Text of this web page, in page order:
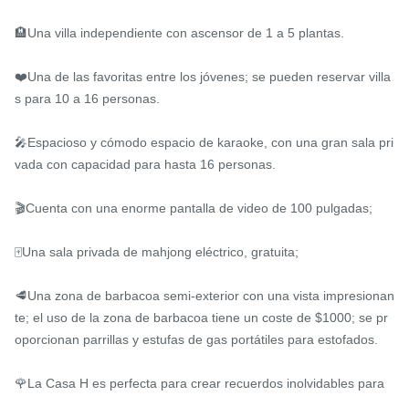
🏨Una villa independiente con ascensor de 1 a 5 plantas.
❤️Una de las favoritas entre los jóvenes; se pueden reservar villa
s para 10 a 16 personas.
🎤Espacioso y cómodo espacio de karaoke, con una gran sala pri
vada con capacidad para hasta 16 personas.
🎬Cuenta con una enorme pantalla de video de 100 pulgadas;
🀄️Una sala privada de mahjong eléctrico, gratuita;
🥩Una zona de barbacoa semi-exterior con una vista impresionan
te; el uso de la zona de barbacoa tiene un coste de $1000; se pr
oporcionan parrillas y estufas de gas portátiles para estofados.
🌹La Casa H es perfecta para crear recuerdos inolvidables para